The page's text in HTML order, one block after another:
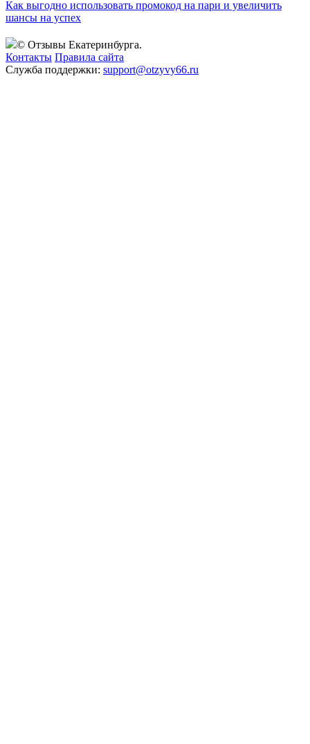
Как выгодно использовать промокод на пари и увеличить
шансы на успех
© Отзывы Екатеринбурга.
Контакты Правила сайта
Служба поддержки: support@otzyvy66.ru